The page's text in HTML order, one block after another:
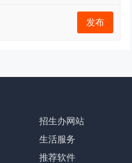
发布
招生办网站
生活服务
推荐软件